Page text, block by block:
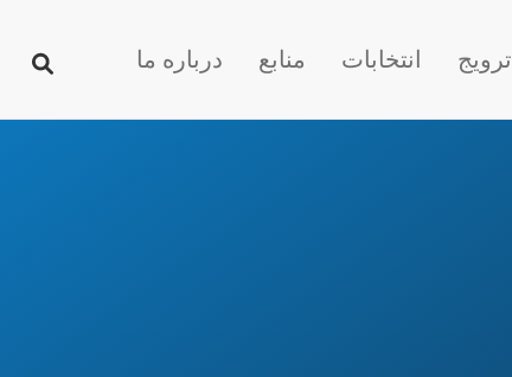
ترویج انتخابات منابع درباره ما